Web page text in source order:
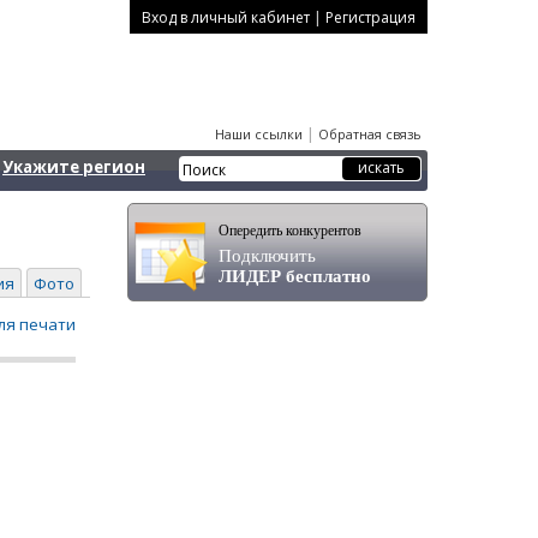
Вход в личный кабинет | Регистрация
Наши ссылки | Обратная связь
Укажите регион
Фото
печати
Опередить конкурентов
Подключить
ЛИДЕР бесплатно